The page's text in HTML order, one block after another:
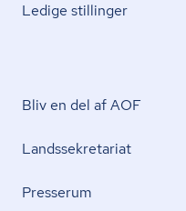
Ledige stillinger
Bliv en del af AOF
Lands­se­kre­ta­ri­at
Presserum